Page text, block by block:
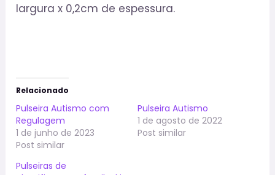
largura x 0,2cm de espessura.
Relacionado
Pulseira Autismo com
Regulagem
1 de junho de 2023
Post similar
Pulseira Autismo
1 de agosto de 2022
Post similar
Pulseiras de